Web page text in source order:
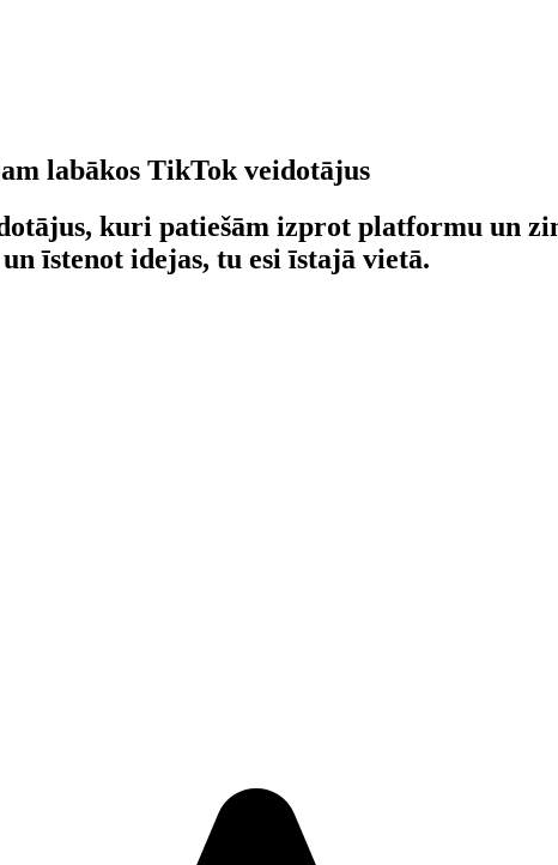
labākos TikTok veidotājus
kuri patiešām izprot platformu un
īstenot idejas, tu esi īstajā vietā.